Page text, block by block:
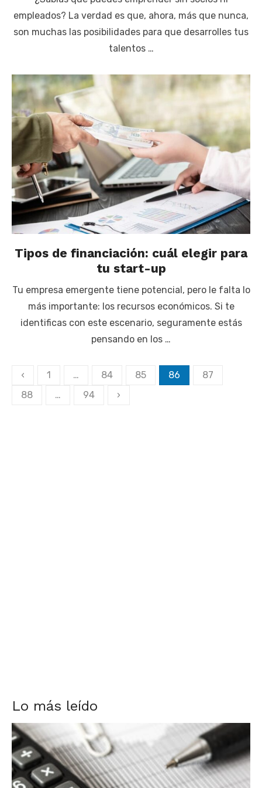
empleados? La verdad es que, ahora, más que nunca,
son muchas las posibilidades para que desarrolles tus
talentos …
Tipos de financiación: cuál elegir para
tu start-up
Tu empresa emergente tiene potencial, pero le falta lo
más importante: los recursos económicos. Si te
identificas con este escenario, seguramente estás
pensando en los …
Paginación
de
‹ 1 … 84 85 86
87
88
… 94 ›
Lo más leído